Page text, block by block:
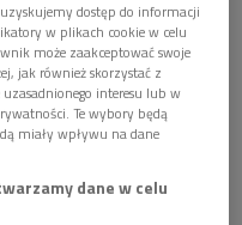
dostęp do informacji
w plikach cookie w celu
może zaakceptować swoje
jak również skorzystać z
interesu lub w
Te wybory będą
miały wpływu na dane
dane w celu